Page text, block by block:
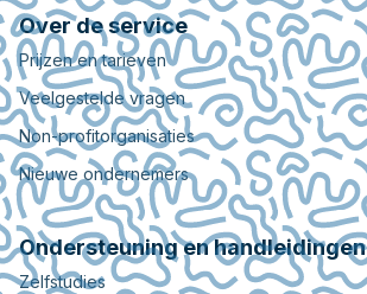
Over de service
Prijzen en tarieven
Veelgestelde vragen
Non-profitorganisaties
Nieuwe ondernemers
Ondersteuning en handleidingen
Zelfstudies